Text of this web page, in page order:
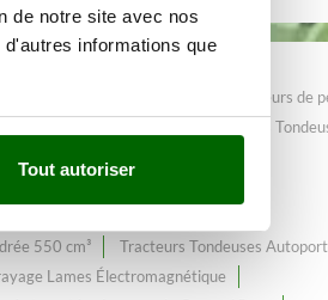
de notre site avec nos
informations que
Tout autoriser
Tracteurs de
Tracteurs
550 cm³
Tracteurs Tondeuses
Lames Électromagnétique